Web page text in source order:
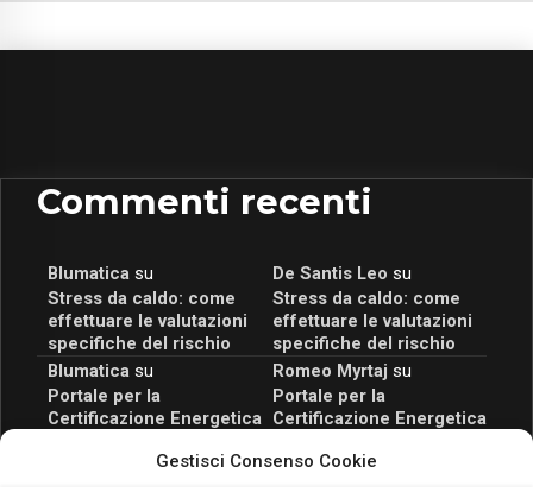
Gestisci Consenso Cookie
Commenti recenti
Blumaticasu
Stress da caldo: come
effettuare le valutazioni
specifiche del rischio
De Santis Leo su
Stress da caldo: come
effettuare le valutazioni
specifiche del rischio
Blumaticasu
Portale per la
Certificazione Energetica
scopri il Corso Blumatica
Romeo Myrtaj su
Portale per la
Certificazione Energetica
scopri il Corso Blumatica